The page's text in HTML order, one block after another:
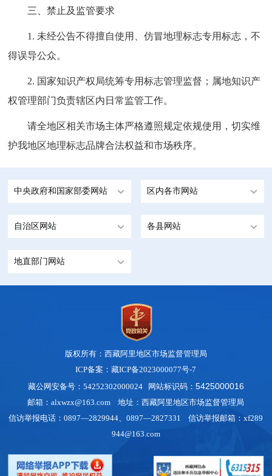
三、禁止及监管要求
1. 未经公告不得擅自使用、仿冒地理标志专用标志，不
得误导公众。
2. 国家知识产权局统筹专用标志管理监督；属地知识产
权管理部门负责辖区内日常监管工作。
请全地区相关市场主体严格遵照规定依规使用，切实维
护我地区地理标志品牌合法权益和市场秩序。
中央政府和国家部委网站 区内各市网站
自治区网站 各县网站
地直部门网站
版权所有：西藏阿里地区市场监督管理局
ICP备案：藏ICP备2023000077号-7
藏公网安备号：54252302000024 网站标识码： 5425000016
邮箱：alxwzx@163.com 地址：西藏阿里地区市场监督管理局
信访举报电话：0897—2829944、0897—2827331 信访举报邮箱：xf289
944@163.com